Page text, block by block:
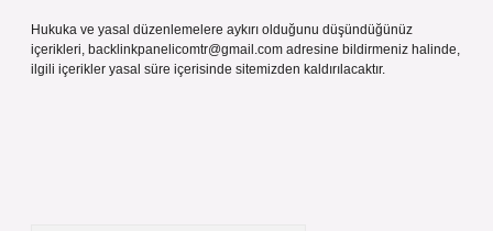
Hukuka ve yasal düzenlemelere aykırı olduğunu düşündüğünüz
içerikleri, backlinkpanelicomtr@gmail.com adresine bildirmeniz halinde,
ilgili içerikler yasal süre içerisinde sitemizden kaldırılacaktır.